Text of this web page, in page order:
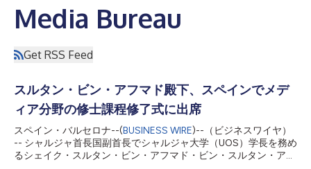
Media Bureau
Get RSS Feed
スルタン・ビン・アフマド殿下、スペインでメデ
ィア分野の修士課程修了式に出席
スペイン・バルセロナ--(BUSINESS WIRE)--（ビジネスワイヤ）
-- シャルジャ首長国副首長でシャルジャ大学（UOS）学長を務め
るシェイク・スルタン・ビン・アフマド・ビン・スルタン・ア